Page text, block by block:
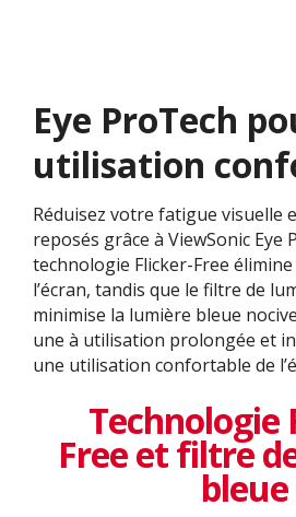
Eye ProTech
utilisation
Réduisez votre fatigue visuelle
reposés grâce à ViewSonic Eye
technologie Flicker-Free
l’écran, tandis que le filtre de
minimise la lumière bleue
une à utilisation prolongée et
une utilisation confortable de
Technologie
Free et filtre
bleue